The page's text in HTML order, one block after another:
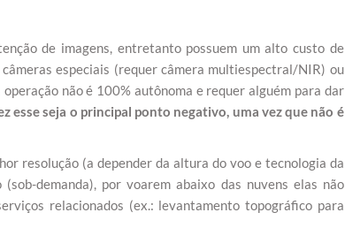
de imagens, entretanto possuem um alto custo de
especiais (requer câmera multiespectral/NIR) ou
não é 100% autônoma e requer alguém para dar
esse seja o principal ponto negativo, uma vez que não é
resolução (a depender da altura do voo e tecnologia da
demanda), por voarem abaixo das nuvens elas não
relacionados (ex.: levantamento topográfico para